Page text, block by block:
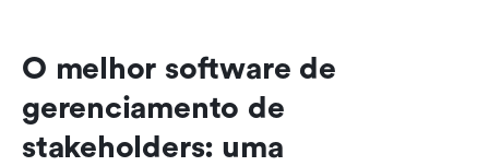
O melhor software de
gerenciamento de
stakeholders: uma